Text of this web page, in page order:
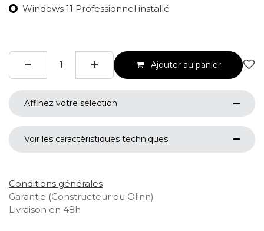
Windows 11 Professionnel installé
Ajouter au panier
Affinez votre sélection
Voir les caractéristiques techniques
Conditions générales
Garantie (Constructeur ou Olinn)
Livraison en 48h